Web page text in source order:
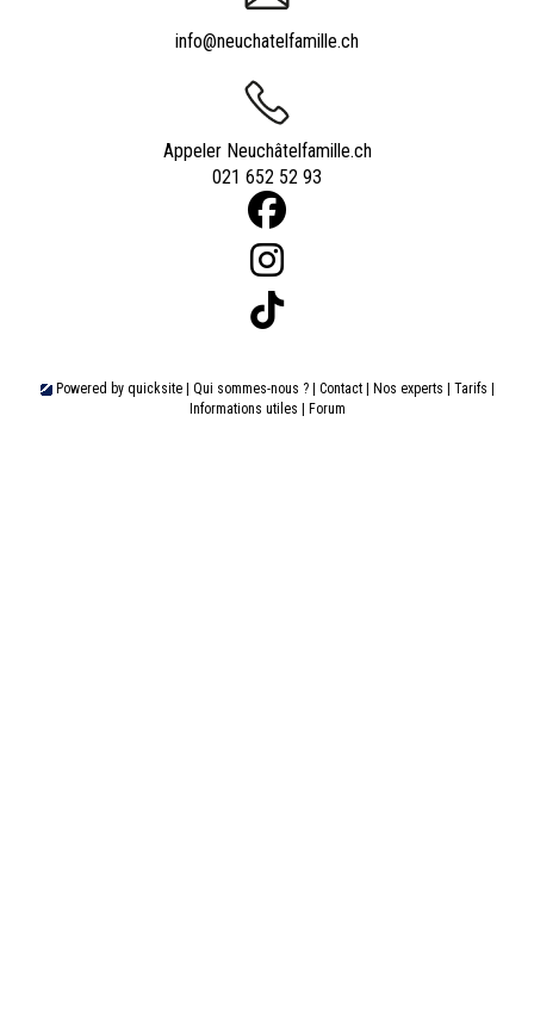
info@neuchatelfamille.ch
Appeler Neuchâtelfamille.ch
021 652 52 93
Powered by quicksite Qui sommes-nous ?| Contact| Nos experts Tarifs
Informations utiles
Forum